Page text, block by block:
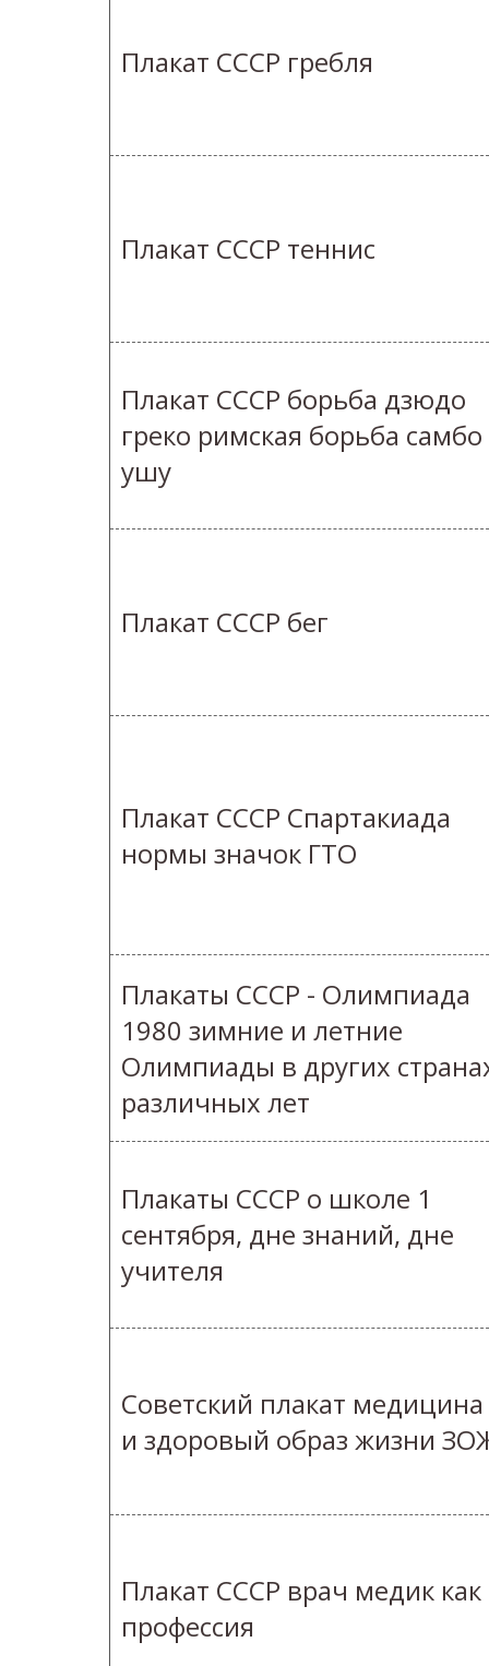
Плакат СССР гребля
Плакат СССР теннис
Плакат СССР борьба дзюдо
греко римская борьба самбо
ушу
Плакат СССР бег
Плакат СССР Спартакиада
нормы значок ГТО
Плакаты СССР - Олимпиада
1980 зимние и летние
Олимпиады в других
различных лет
Плакаты СССР о школе 1
сентября, дне знаний, дне
учителя
Советский плакат медицина
и здоровый образ жизни
Плакат СССР врач медик как
профессия